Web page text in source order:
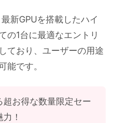
新GPUを搭載したハイ
の1台に最適なエントリ
ており、ユーザーの用途
能です。
超お得な数量限定セー
！